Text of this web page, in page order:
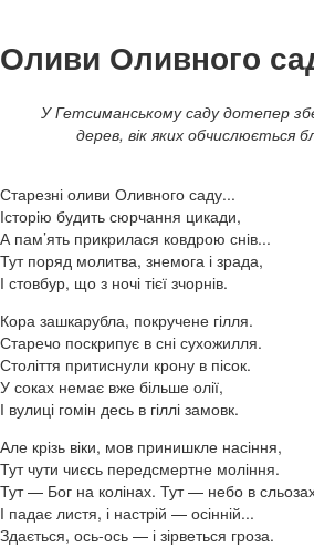
Оливи Оливного
У Гетсиманському саду дотепер
дерев, вік яких обчислюється
Старезні оливи Оливного саду...
Історію будить сюрчання цикади,
А пам’ять прикрилася ковдрою снів...
Тут поряд молитва, знемога і зрада,
І стовбур, що з ночі тієї зчорнів.
Кора зашкарубла, покручене гілля.
Старечо поскрипує в сні сухожилля.
Століття притиснули крону в пісок.
У соках немає вже більше олії,
І вулиці гомін десь в гіллі замовк.
Але крізь віки, мов принишкле насіння,
Тут чути чиєсь передсмертне моління.
Тут — Бог на колінах. Тут — небо в
І падає листя, і настрій — осінній...
Здається, ось-ось — і зірветься гроза.